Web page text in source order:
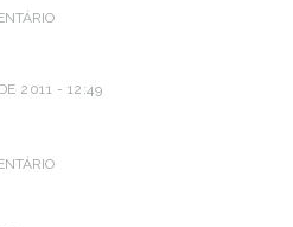
2011 - 12:49